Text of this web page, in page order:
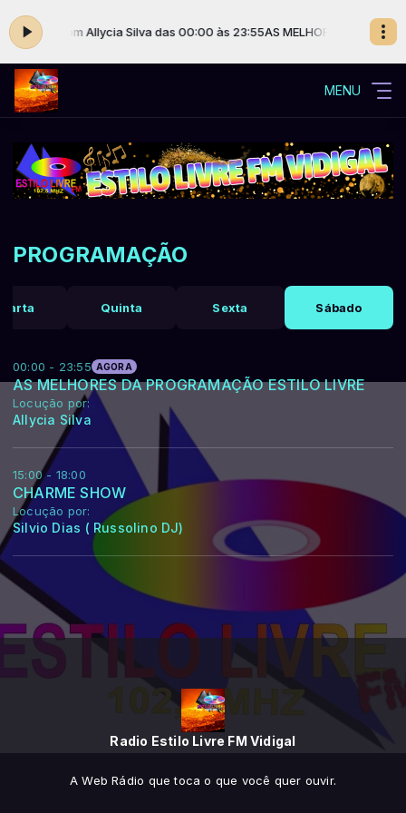
LIVRE com Allycia Silva das 00:00 às 23:55AS MELHORES DA
MENU
PROGRAMAÇÃO
Quinta Sexta Sábado
00:00 - 23:55 AGORA
AS MELHORES DA PROGRAMAÇÃO ESTILO LIVRE
Locução por:
Allycia Silva
15:00 - 18:00
CHARME SHOW
Locução por:
Silvio Dias ( Russolino DJ)
Radio Estilo Livre FM Vidigal
A Web Rádio que toca o que você quer ouvir.